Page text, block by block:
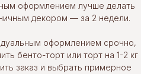
оформлением лучше делать
декором — за 2 недели.
оформлением срочно,
бенто-торт или торт на 1-2 кг
заказ и выбрать примерное